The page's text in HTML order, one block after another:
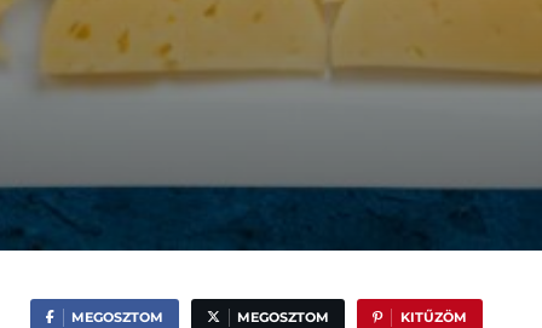
MEGOSZTOM MEGOSZTOM KITŰZÖM